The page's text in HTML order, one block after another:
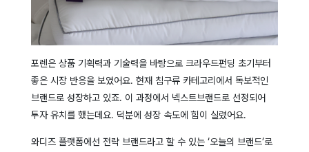
포렌은 상품 기획력과 기술력을 바탕으로 크라우드펀딩 초기부터
좋은 시장 반응을 보였어요. 현재 침구류 카테고리에서 독보적인
브랜드로 성장하고 있죠. 이 과정에서 넥스트브랜드로 선정되어
투자 유치를 했는데요. 덕분에 성장 속도에 힘이 실렸어요.
와디즈 플랫폼에선 전략 브랜드라고 할 수 있는 ‘오늘의 브랜드’로